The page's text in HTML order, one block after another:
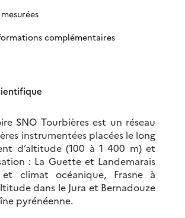
complémentaires
SNO Tourbières est un réseau
instrumentées placées le long
d’altitude (100 à 1 400 m) et
: La Guette et Landemarais
climat océanique, Frasne à
dans le Jura et Bernadouze
pyrénéenne.